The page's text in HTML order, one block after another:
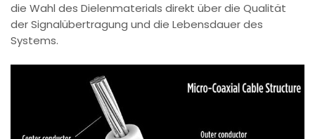
die Wahl des Dielenmaterials direkt über die Qualität
der Signalübertragung und die Lebensdauer des
Systems.